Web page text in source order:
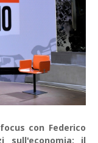
con Federico
sull'economia; il